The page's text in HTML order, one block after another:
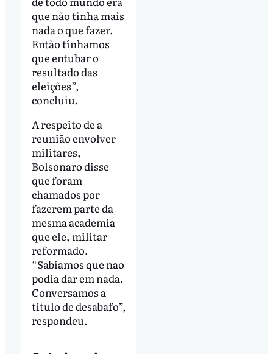
que não tinha mais
nada o que fazer.
Então tínhamos
que entubar o
resultado das
eleições”,
concluiu.
A respeito de a
reunião envolver
militares,
Bolsonaro disse
que foram
chamados por
fazerem parte da
mesma academia
que ele, militar
reformado.
“Sabíamos que nao
podia dar em nada.
Conversamos a
título de desabafo”,
respondeu.